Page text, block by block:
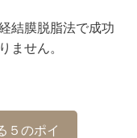
結膜脱脂法で成功
ません。
５のポイ